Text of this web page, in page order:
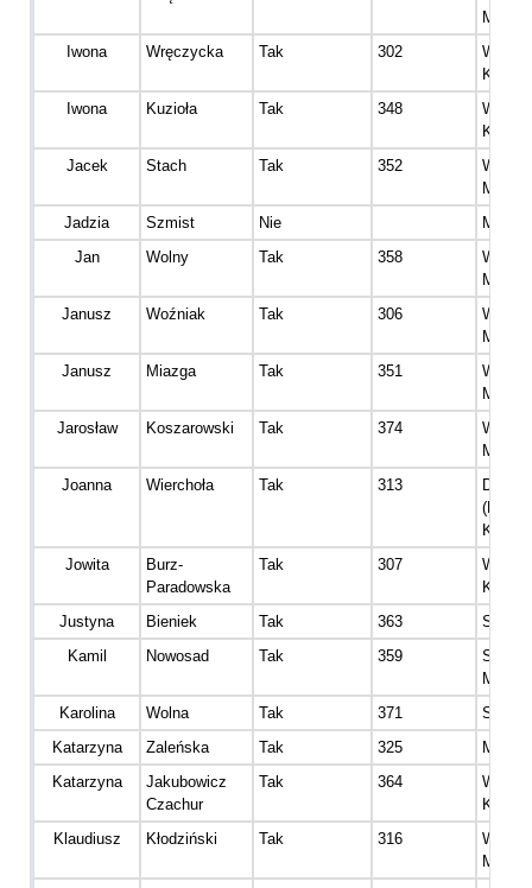
Iwona
Wręczycka Tak 302
Kobiet
Iwona
Kuzioła Tak 348
Kobiet
Jacek
Stach Tak 352
Jadzia
Szmist Nie
Jan
Wolny Tak 358
Janusz
Woźniak Tak 306
Janusz
Miazga Tak 351
Jarosław
Koszarowski Tak 374
Joanna
Wierchoła Tak 313
Kobiet
Jowita
Burz-
Paradowska
Tak 307
Kobiet
Justyna
Bieniek Tak 363
Senior
Kamil
Nowosad Tak 359
Senior
Karolina
Wolna Tak 371
Senior
Katarzyna
Zaleńska Tak 325
Katarzyna
Jakubowicz
Czachur
Tak 364
Kobiet
Klaudiusz
Kłodziński Tak 316